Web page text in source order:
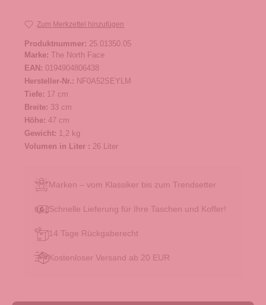
Zum Merkzettel hinzufügen
Produktnummer: 25.01350.05
Marke: The North Face
EAN: 0194904806438
Hersteller-Nr.: NF0A52SEYLM
Tiefe: 17 cm
Breite: 33 cm
Höhe: 47 cm
Gewicht: 1,2 kg
Volumen in Liter : 26 Liter
Marken – vom Klassiker bis zum Trendsetter
Schnelle Lieferung für Ihre Taschen und Koffer!
14 Tage Rückgaberecht
Kostenloser Versand ab 20 EUR